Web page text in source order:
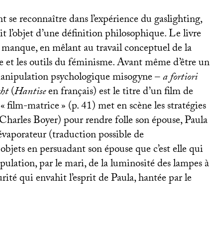
se reconnaître dans l’expérience du gaslighting,
l’objet d’une définition philosophique. Le livre
en mêlant au travail conceptuel de la
les outils du féminisme. Avant même d’être un
psychologique misogyne –a fortiori
(Hantiseen français) est le titre d’un film de
film-matrice» (p. 41) met en scène les stratégies
Boyer) pour rendre folle son épouse, Paula
(traduction possible de
en persuadant son épouse que c’est elle qui
par le mari, de la luminosité des lampes à
qui envahit l’esprit de Paula, hantée par le